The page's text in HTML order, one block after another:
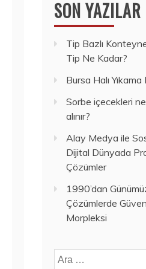
SON YAZILAR
Tip Bazlı
Tip Ne Kadar?
Bursa Halı Yıkama
Sorbe içecekleri
alınır?
Alay Medya ile
Dijital Dünyada
Çözümler
1990’dan
Çözümlerde
Morpleksi
Arama: